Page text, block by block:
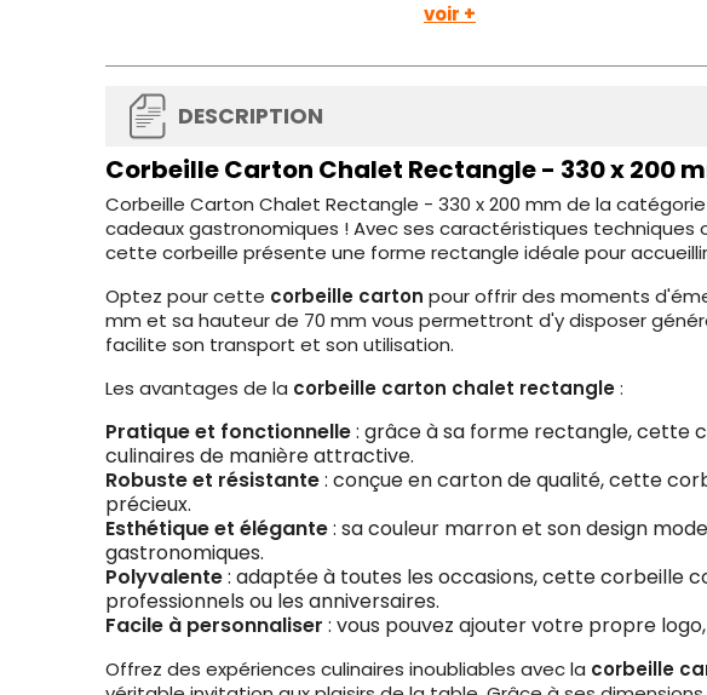
voir +
DESCRIPTION
Corbeille Carton Chalet Rectangle - 330 x 200
Corbeille Carton Chalet Rectangle - 330 x 200 mm de la
cadeaux gastronomiques ! Avec ses caractéristiques
cette corbeille présente une forme rectangle idéale pour
Optez pour cette corbeille carton pour offrir des moments
mm et sa hauteur de 70 mm vous permettront d'y disposer
facilite son transport et son utilisation.
Les avantages de la corbeille carton chalet rectangle:
Pratique et fonctionnelle: grâce à sa forme rectangle, cette
culinaires de manière attractive.
Robuste et résistante: conçue en carton de qualité, cette
précieux.
Esthétique et élégante: sa couleur marron et son design
gastronomiques.
Polyvalente: adaptée à toutes les occasions, cette corbeille
professionnels ou les anniversaires.
Facile à personnaliser : vous pouvez ajouter votre propre
Offrez des expériences culinaires inoubliables avec la corbeille